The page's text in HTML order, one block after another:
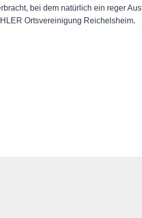
bei dem natürlich ein reger
Ortsvereinigung Reichelsheim.